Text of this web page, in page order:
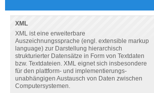
XML
XML ist eine erweiterbare
Auszeichnungssprache (engl. extensible markup
language) zur Darstellung hierarchisch
strukturierter Datensätze in Form von Textdaten
bzw. Textdateien. XML eignet sich insbesondere
für den plattform- und implementierungs-
unabhängigen Austausch von Daten zwischen
Computersystemen.